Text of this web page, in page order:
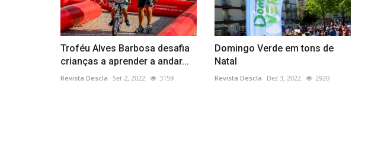
Troféu Alves Barbosa desafia
crianças a aprender a andar...
Revista Descla Set 2, 2022 3159
Domingo Verde em tons de
Natal
Revista Descla Dez 3, 2022 2920